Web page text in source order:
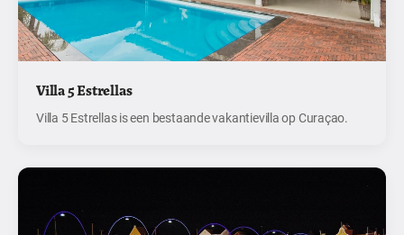
Villa 5 Estrellas
Villa 5 Estrellas is een bestaande vakantievilla op Curaçao.